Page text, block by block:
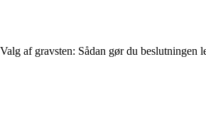
Valg af gravsten: Sådan gør du beslutningen